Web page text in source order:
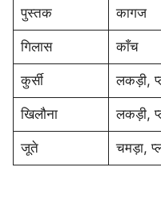
पुस्तक कागज
गिलास काँच
कुर्सी लकड़ी,
खिलौना लकड़ी,
जूते चमड़ा,